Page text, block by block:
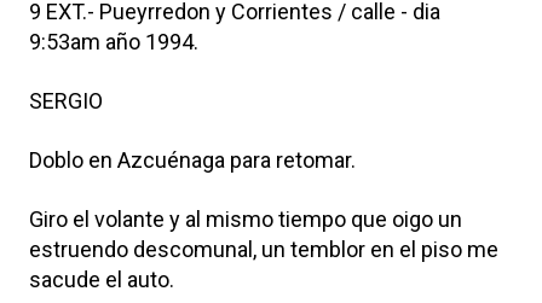
9 EXT.- Pueyrredon y Corrientes / calle - dia
9:53am año 1994.
SERGIO
Doblo en Azcuénaga para retomar.
Giro el volante y al mismo tiempo que oigo un
estruendo descomunal, un temblor en el piso me
sacude el auto.